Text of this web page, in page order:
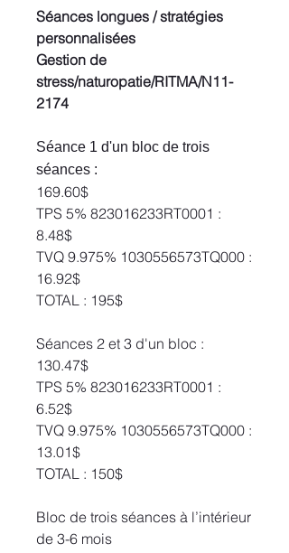
Séances longues / stratégies
personnalisées
Gestion de
stress/naturopatie/RITMA/N11-
2174
Séance 1 d'un bloc de trois
séances :
169.60$
TPS 5% 823016233RT0001 :
8.48$
TVQ 9.975% 1030556573TQ000 :
16.92$
TOTAL : 195$
Séances 2 et 3 d'un bloc :
130.47$
TPS 5% 823016233RT0001 :
6.52$
TVQ 9.975% 1030556573TQ000 :
13.01$
TOTAL : 150$
Bloc de trois séances à l’intérieur
de 3-6 mois